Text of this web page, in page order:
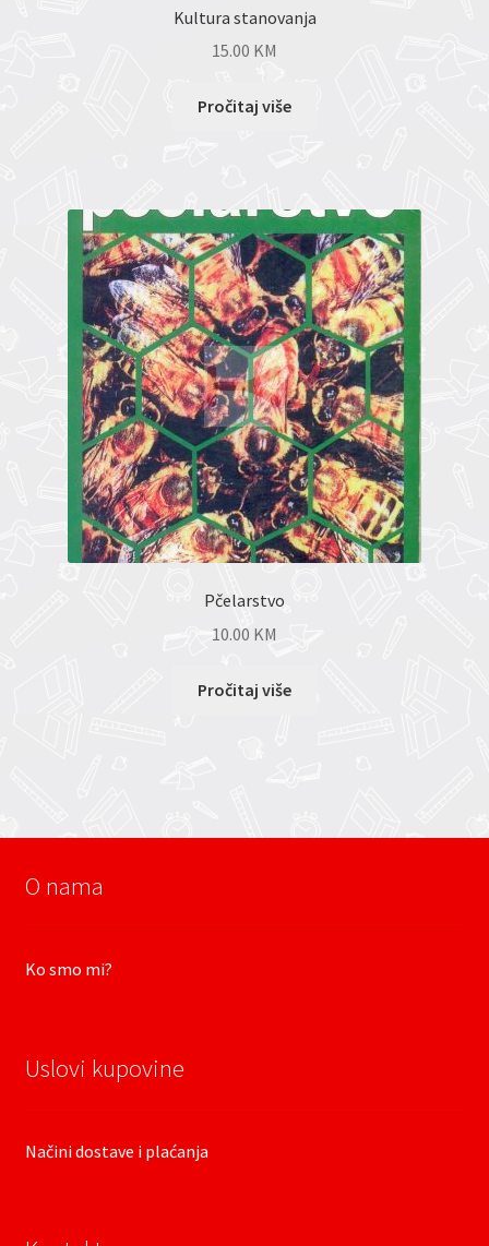
Kultura stanovanja
15.00 KM
Pročitaj više
Pčelarstvo
10.00 KM
Pročitaj više
O nama
Ko smo mi?
Uslovi kupovine
Načini dostave i plaćanja